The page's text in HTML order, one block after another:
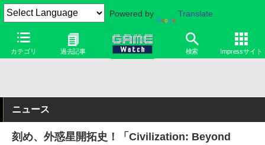
Powered by Translate
カテゴリ 過去記事 検索 Impressサイト
ニュース
刻め、外惑星開拓史！「Civilization: Beyond